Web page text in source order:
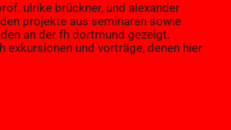
ulrike brückner, und alexander
projekte aus seminaren sowie
an der fh dortmund gezeigt.
und vorträge, denen hier